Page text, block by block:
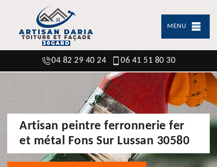
MENU
04 82 29 40 24 06 41 51 80 30
Artisan peintre ferronnerie fer
et métal Fons Sur Lussan 30580